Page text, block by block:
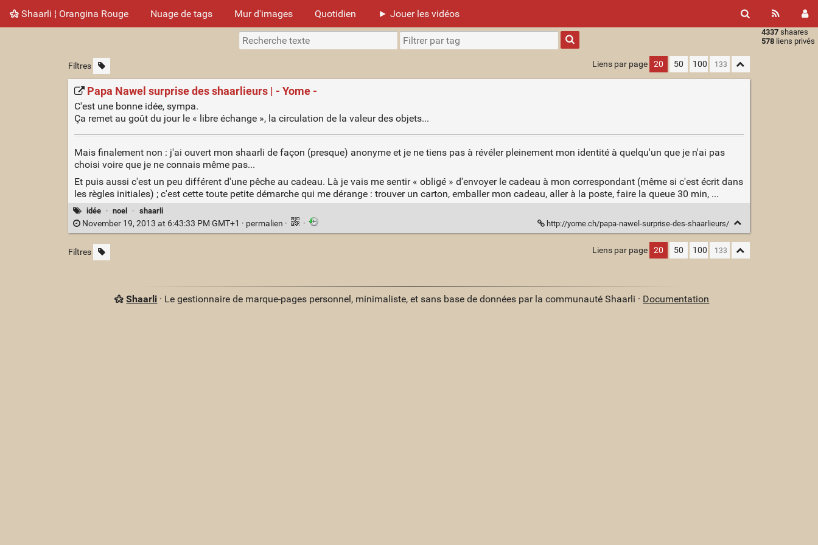
Shaarli ¦ Orangina Rouge Nuage de tags Mur d'images Quotidien ► Jouer les vidéos
4337 shaares
578 liens privés
Type 1 or
more
characters
results.
Filtres Liens par page 20 50 100
Papa Nawel surprise des shaarlieurs | - Yome -
C'est une bonne idée, sympa.
Ça remet au goût du jour le « libre échange », la circulation de la valeur des objets...
Mais finalement non : j'ai ouvert mon shaarli de façon (presque) anonyme et je ne tiens pas à révéler pleinement mon identité à quelqu'un que je n'ai pas
choisi voire que je ne connais même pas...
Et puis aussi c'est un peu différent d'une pêche au cadeau. Là je vais me sentir « obligé » d'envoyer le cadeau à mon correspondant (même si c'est écrit dans
les règles initiales) ; c'est cette toute petite démarche qui me dérange : trouver un carton, emballer mon cadeau, aller à la poste, faire la queue 30 min, ...
idée · noel · shaarli
November 19, 2013 at 6:43:33 PM GMT+1 · permalien · · http://yome.ch/papa-nawel-surprise-des-shaarlieurs/
Filtres Liens par page 20 50 100
Shaarli · Le gestionnaire de marque-pages personnel, minimaliste, et sans base de données par la communauté Shaarli · Documentation